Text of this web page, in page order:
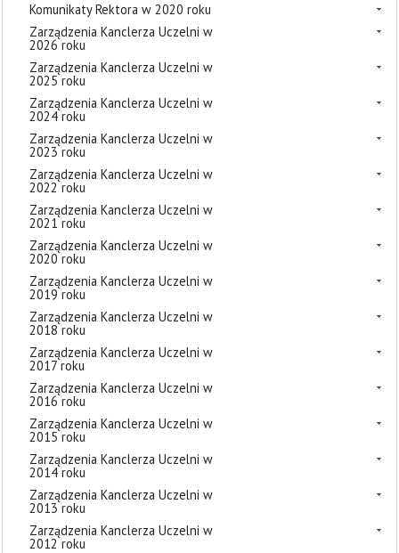
Komunikaty Rektora w 2020 roku
Zarządzenia Kanclerza Uczelni w
2026 roku
Zarządzenia Kanclerza Uczelni w
2025 roku
Zarządzenia Kanclerza Uczelni w
2024 roku
Zarządzenia Kanclerza Uczelni w
2023 roku
Zarządzenia Kanclerza Uczelni w
2022 roku
Zarządzenia Kanclerza Uczelni w
2021 roku
Zarządzenia Kanclerza Uczelni w
2020 roku
Zarządzenia Kanclerza Uczelni w
2019 roku
Zarządzenia Kanclerza Uczelni w
2018 roku
Zarządzenia Kanclerza Uczelni w
2017 roku
Zarządzenia Kanclerza Uczelni w
2016 roku
Zarządzenia Kanclerza Uczelni w
2015 roku
Zarządzenia Kanclerza Uczelni w
2014 roku
Zarządzenia Kanclerza Uczelni w
2013 roku
Zarządzenia Kanclerza Uczelni w
2012 roku